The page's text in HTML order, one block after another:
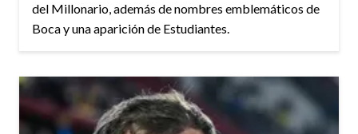
del Millonario, además de nombres emblemáticos de
Boca y una aparición de Estudiantes.